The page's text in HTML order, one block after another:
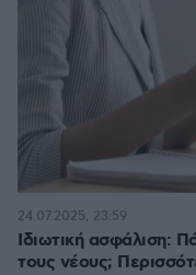
Ιδιωτική ασφάλιση:
τους νέους;
24.07.2025, 23:59